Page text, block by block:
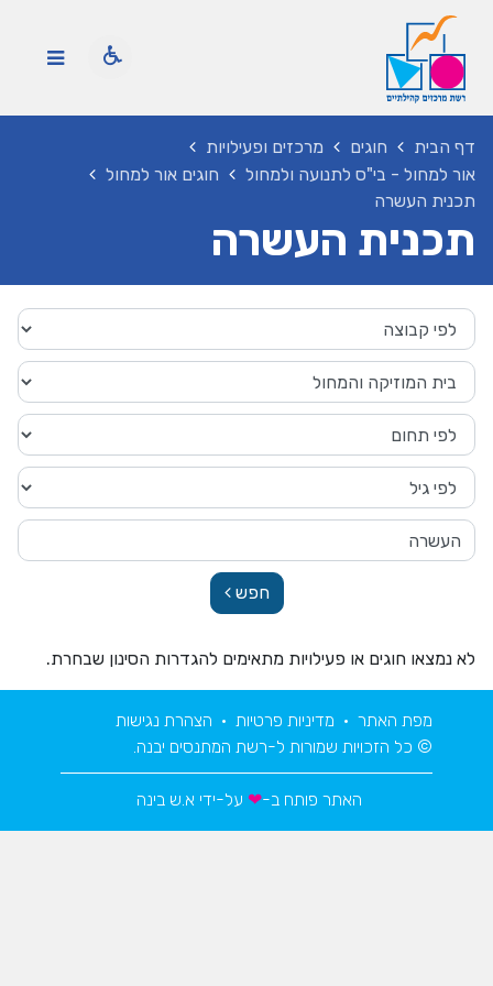
דף הבית חוגים
מרכזים ופעילויות
אור למחול - בי"ס לתנועה ולמחול
חוגים אור למחול
תכנית העשרה
תכנית העשרה
חפש
לא נמצאו חוגים או פעילויות מתאימים להגדרות הסינון שבחרת.
מפת האתר • מדיניות פרטיות • הצהרת נגישות
© כל הזכויות שמורות ל-רשת המתנסים יבנה.
האתר פותח ב-❤ על-ידי א.ש בינה